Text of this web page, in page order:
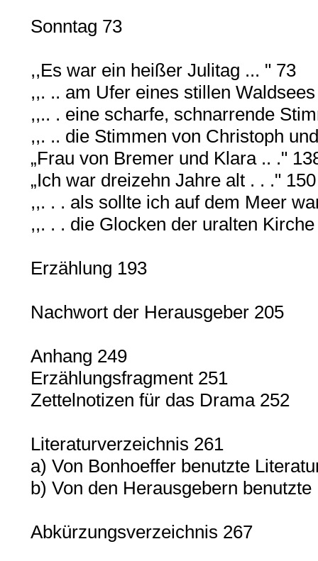
Sonntag 73
,,Es war ein heißer Julitag ... " 73
,,. .. am Ufer eines stillen
,,.. . eine scharfe, schnarrende
,,. .. die Stimmen von Christoph
„Frau von Bremer und Klara .. ."
„Ich war dreizehn Jahre alt . . ." 150
,,. . . als sollte ich auf dem Meer
,,. . . die Glocken der uralten
Erzählung 193
Nachwort der Herausgeber 205
Anhang 249
Erzählungsfragment 251
Zettelnotizen für das Drama 252
Literaturverzeichnis 261
a) Von Bonhoeffer benutzte
b) Von den Herausgebern
Abkürzungsverzeichnis 267